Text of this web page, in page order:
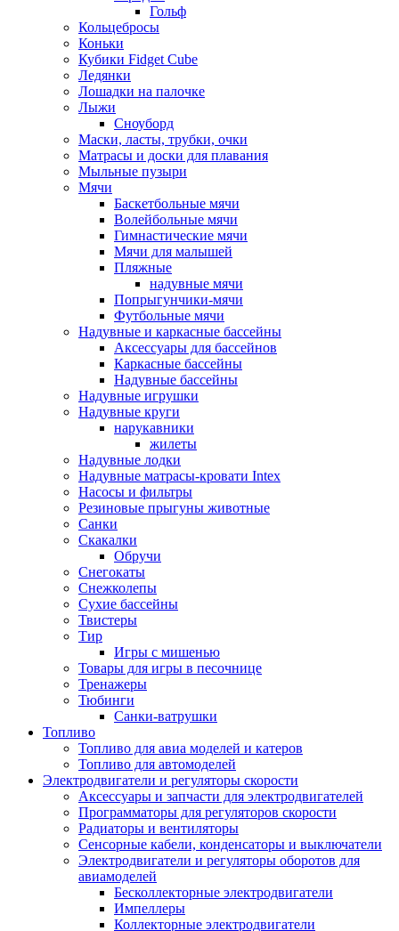
Гольф
Кольцебросы
Коньки
Кубики Fidget Cube
Ледянки
Лошадки на палочке
Лыжи
Сноуборд
Маски, ласты, трубки, очки
Матрасы и доски для плавания
Мыльные пузыри
Мячи
Баскетбольные мячи
Волейбольные мячи
Гимнастические мячи
Мячи для малышей
Пляжные
надувные мячи
Попрыгунчики-мячи
Футбольные мячи
Надувные и каркасные бассейны
Аксессуары для бассейнов
Каркасные бассейны
Надувные бассейны
Надувные игрушки
Надувные круги
нарукавники
жилеты
Надувные лодки
Надувные матрасы-кровати Intex
Насосы и фильтры
Резиновые прыгуны животные
Санки
Скакалки
Обручи
Снегокаты
Снежколепы
Сухие бассейны
Твистеры
Тир
Игры с мишенью
Товары для игры в песочнице
Тренажеры
Тюбинги
Санки-ватрушки
Топливо
Топливо для авиа моделей и катеров
Топливо для автомоделей
Электродвигатели и регуляторы скорости
Аксессуары и запчасти для электродвигателей
Программаторы для регуляторов скорости
Радиаторы и вентиляторы
Сенсорные кабели, конденсаторы и выключатели
Электродвигатели и регуляторы оборотов для
авиамоделей
Бесколлекторные электродвигатели
Импеллеры
Коллекторные электродвигатели